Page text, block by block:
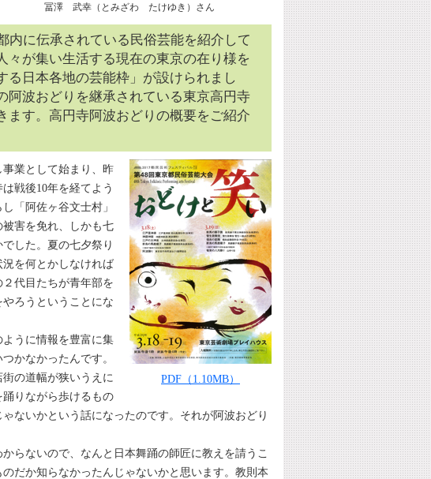
冨澤 武幸（とみざわ たけゆき）さん
内に伝承されている民俗芸能を紹介して
々が集い生活する現在の東京の在り様を
日本各地の芸能枠」が設けられまし
阿波おどりを継承されている東京高円寺
ます。高円寺阿波おどりの概要をご紹介
PDF（1.10MB）
業として始まり、昨
戦後10年を経てよう
「阿佐ヶ谷文士村」
害を免れ、しかも七
した。夏の七夕祭り
を何とかしなければ
代目たちが青年部を
ろうということにな
うに情報を豊富に集
かなかったんです。
の道幅が狭いうえに
りながら歩けるもの
ないかという話になったのです。それが阿波おどり
らないので、なんと日本舞踊の師匠に教えを請うこ
だか知らなかったんじゃないかと思います。教則本